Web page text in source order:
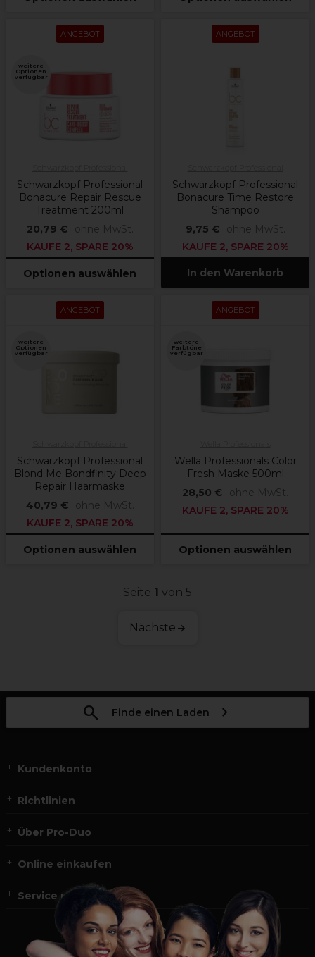
ANGEBOT
weitere
Optionen
verfügbar
Schwarzkopf Professional
Bonacure Repair Rescue
Treatment 200ml
20,79 €
ohne MwSt.
KAUFE 2, SPARE 20%
Optionen auswählen
ANGEBOT
Schwarzkopf Professional
Bonacure Time Restore
Shampoo
9,75 €
ohne MwSt.
KAUFE 2, SPARE 20%
In den Warenkorb
ANGEBOT
weitere
Optionen
verfügbar
Schwarzkopf Professional
Blond Me Bondfinity Deep
Repair Haarmaske
40,79 €
ohne MwSt.
KAUFE 2, SPARE 20%
Optionen auswählen
ANGEBOT
weitere
Farbtöne
verfügbar
Wella Professionals Color
Fresh Maske 500ml
28,50 €
ohne MwSt.
KAUFE 2, SPARE 20%
Optionen auswählen
Seite 1 von 5
Nächste
Finde einen Laden
Kundenkonto
Richtlinien
Über Pro-Duo
Online einkaufen
Service und Kontakt